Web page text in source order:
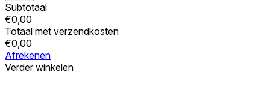
Subtotaal
€0,00
Totaal met verzendkosten
€0,00
Afrekenen
Verder winkelen